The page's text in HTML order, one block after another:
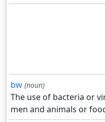
bw (noun)
The use of bacteria or
men and animals or